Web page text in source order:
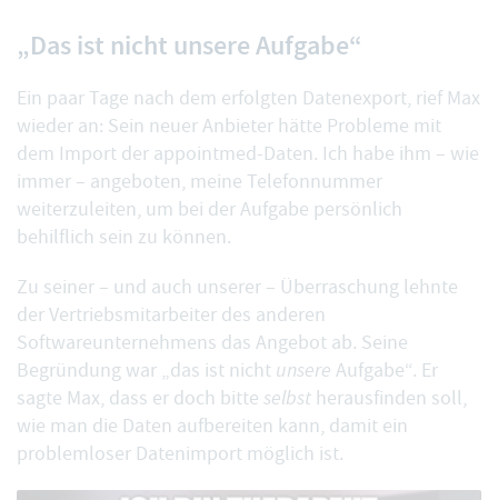
„Das ist nicht unsere Aufgabe“
Ein paar Tage nach dem erfolgten Datenexport, rief Max
wieder an: Sein neuer Anbieter hätte Probleme mit
dem Import der appointmed-Daten. Ich habe ihm – wie
immer – angeboten, meine Telefonnummer
weiterzuleiten, um bei der Aufgabe persönlich
behilflich sein zu können.
Zu seiner – und auch unserer – Überraschung lehnte
der Vertriebsmitarbeiter des anderen
Softwareunternehmens das Angebot ab. Seine
Begründung war „das ist nicht unsere Aufgabe“. Er
sagte Max, dass er doch bitte selbst herausfinden soll,
wie man die Daten aufbereiten kann, damit ein
problemloser Datenimport möglich ist.